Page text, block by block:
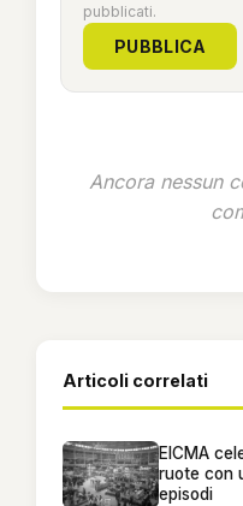
pubblicati.
PUBBLICA
Ancora nessun
Articoli correlati
EICMA
ruote con
episodi